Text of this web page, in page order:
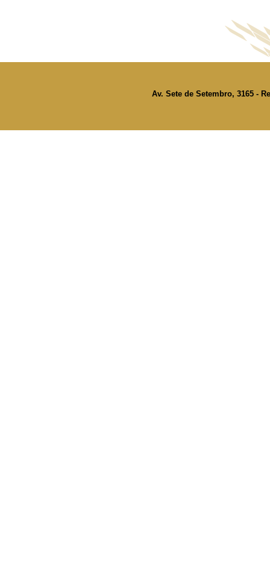
Av. Sete de Setembro, 3165 -